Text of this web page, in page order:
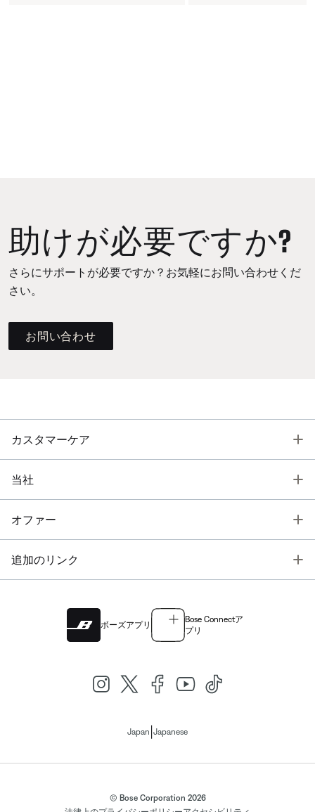
助けが必要ですか?
さらにサポートが必要ですか？お気軽にお問い合わせくだ
さい。
お問い合わせ
カスタマーケア
当社
オファー
追加のリンク
ボーズアプリ
Bose Connectア
プリ
Japan Japanese
© Bose Corporation 2026